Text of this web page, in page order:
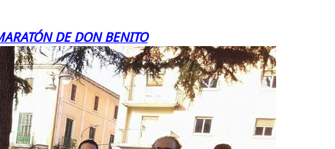
DE DON BENITO